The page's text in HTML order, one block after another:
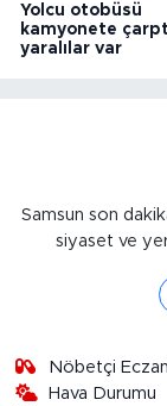
Yolcu otobüsü
kamyonete
yaralılar var
Samsun son
siyaset ve
Nöbetçi
Hava Durumu